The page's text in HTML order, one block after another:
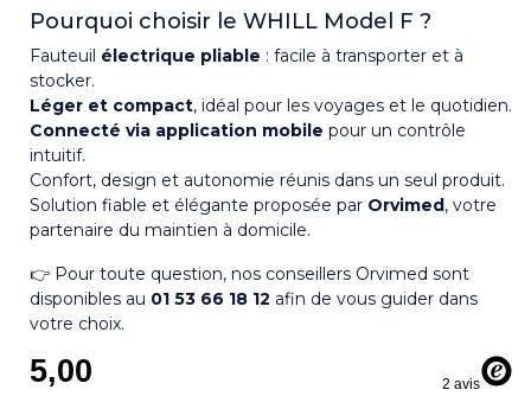
Pourquoi choisir le WHILL Model F ?
Fauteuil électrique pliable : facile à transporter et à
stocker.
Léger et compact, idéal pour les voyages et le quotidien.
Connecté via application mobile pour un contrôle
intuitif.
Confort, design et autonomie réunis dans un seul produit.
Solution fiable et élégante proposée par Orvimed, votre
partenaire du maintien à domicile.
👉 Pour toute question, nos conseillers Orvimed sont
disponibles au 01 53 66 18 12 afin de vous guider dans
votre choix.